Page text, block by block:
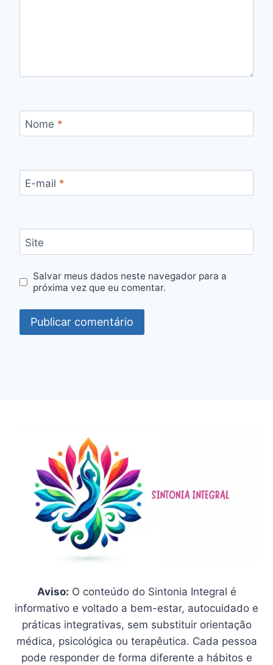
Nome *
E-mail *
Site
Salvar meus dados neste navegador para a
próxima vez que eu comentar.
Aviso: O conteúdo do Sintonia Integral é
informativo e voltado a bem-estar, autocuidado e
práticas integrativas, sem substituir orientação
médica, psicológica ou terapêutica. Cada pessoa
pode responder de forma diferente a hábitos e